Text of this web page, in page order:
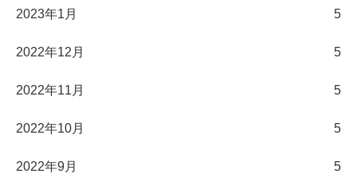
2023年1月 5
2022年12月 5
2022年11月 5
2022年10月 5
2022年9月 5